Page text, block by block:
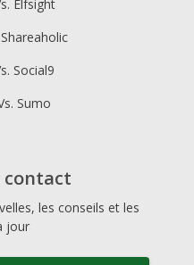
Elfsight
Social9
Sumo
contact
les conseils et les
jour